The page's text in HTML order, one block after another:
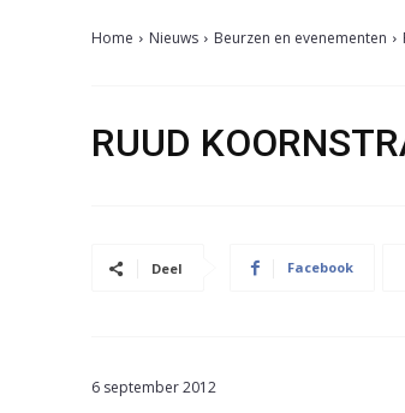
Home Nieuws Beurzen en evenementen
RUUD
Deel Facebook
6 september 2012